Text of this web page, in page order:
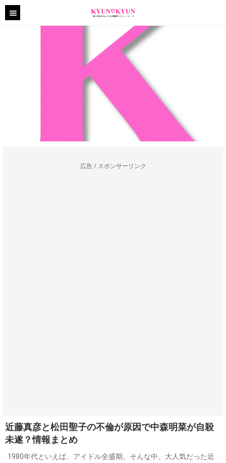
広告 / スポンサーリンク
近藤真彦と松田聖子の不倫が原因で中森明菜が自殺
未遂？情報まとめ
1980年代といえば、アイドル全盛期。そんな中。大人気だった近